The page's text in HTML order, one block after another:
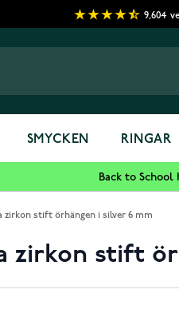
9,604
SMYCKEN RINGAR
Back to
zirkon stift örhängen i silver 6 mm
zirkon stift